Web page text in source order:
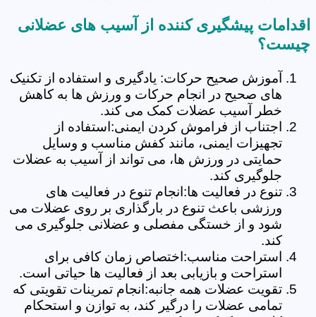
اقدامات پیشگیری کننده از آسیب های عضلانی
چیست؟
آموزش صحیح حرکات: یادگیری و استفاده از تکنیک
های صحیح در انجام حرکات و ورزش ها به کاهش
خطر آسیب عضلات کمک می کند.
اجتناب از فراموش کردن ایمنی:استفاده از
تجهیزات ایمنی، مانند کفش مناسب و وسایل
حمایتی در ورزش ها، می تواند از آسیب به عضلات
جلوگیری کند.
تنوع در فعالیت ها:انجام تنوع در فعالیت های
ورزشی باعث تنوع در بارگذاری بر روی عضلات می
شود و از خستگی مفصلی و عضلانی جلوگیری می
کند.
استراحت مناسب:اختصاص زمان کافی برای
استراحت و بازیابی بعد از فعالیت ها حیاتی است.
تقویت عضلات همه جانبه:انجام تمرینات تقویتی که
تمامی عضلات را درگیر کند، به توازن و استحکام